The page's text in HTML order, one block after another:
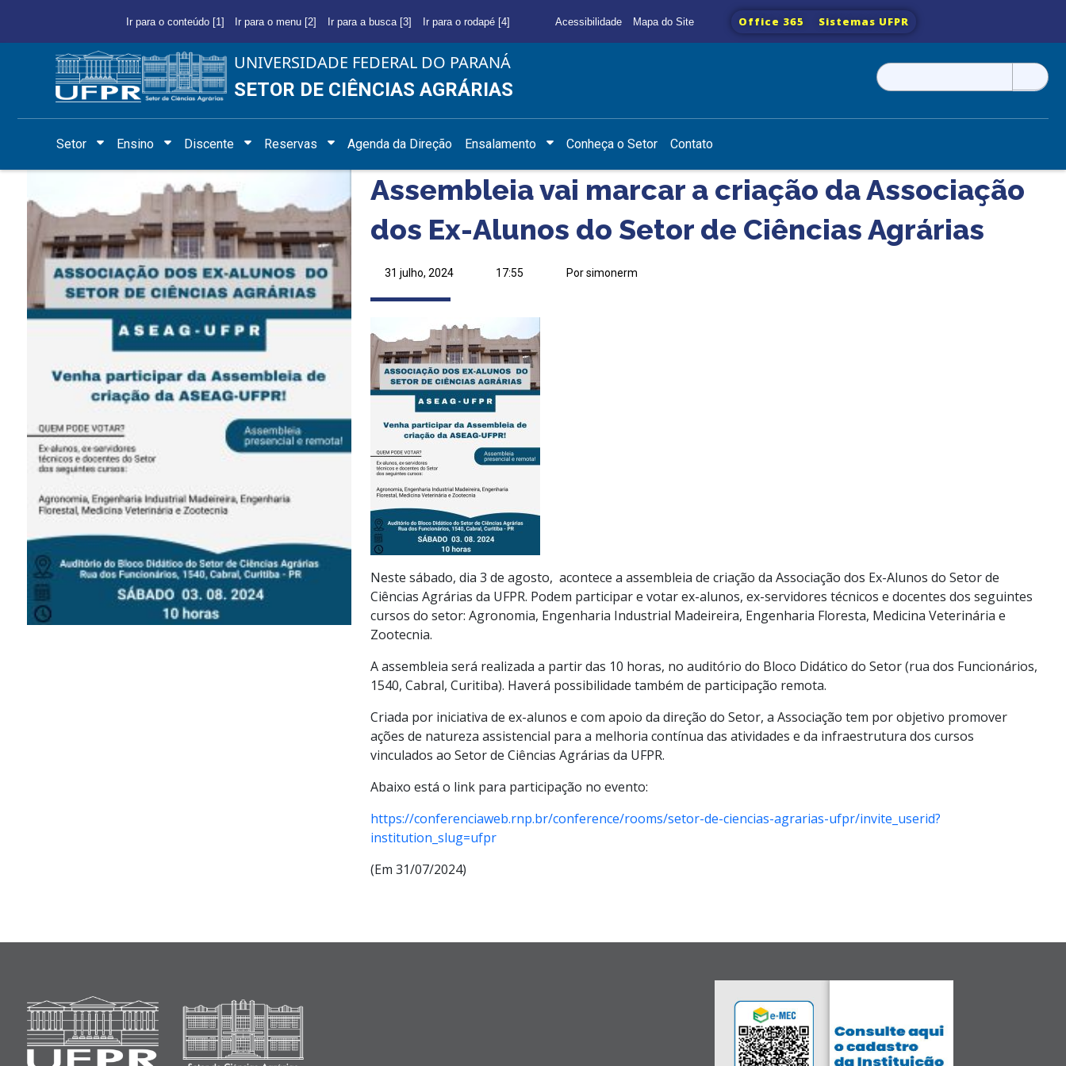
Ir para o conteúdo [1] Ir para o menu [2] Ir para a busca [3] Ir para o rodapé [4] Acessibilidade Mapa do Site Office 365 Sistemas UFPR
UNIVERSIDADE FEDERAL DO PARANÁ
SETOR DE CIÊNCIAS AGRÁRIAS
Pesquisar
por:
Setor Ensino Discente Reservas Agenda da Direção Ensalamento Conheça o Setor Contato
Assembleia vai marcar a criação da Associação
dos Ex-Alunos do Setor de Ciências Agrárias
31 julho, 2024 17:55 Por simonerm
Neste sábado, dia 3 de agosto, acontece a assembleia de criação da Associação dos Ex-Alunos do Setor de
Ciências Agrárias da UFPR. Podem participar e votar ex-alunos, ex-servidores técnicos e docentes dos seguintes
cursos do setor: Agronomia, Engenharia Industrial Madeireira, Engenharia Floresta, Medicina Veterinária e
Zootecnia.
A assembleia será realizada a partir das 10 horas, no auditório do Bloco Didático do Setor (rua dos Funcionários,
1540, Cabral, Curitiba). Haverá possibilidade também de participação remota.
Criada por iniciativa de ex-alunos e com apoio da direção do Setor, a Associação tem por objetivo promover
ações de natureza assistencial para a melhoria contínua das atividades e da infraestrutura dos cursos
vinculados ao Setor de Ciências Agrárias da UFPR.
Abaixo está o link para participação no evento:
https://conferenciaweb.rnp.br/conference/rooms/setor-de-ciencias-agrarias-ufpr/invite_userid?
institution_slug=ufpr
(Em 31/07/2024)